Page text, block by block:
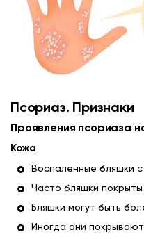
Псориаз. Признаки
Проявления псориаза
Кожа
Воспаленные бляшки
Часто бляшки
Бляшки могут быть
Иногда они